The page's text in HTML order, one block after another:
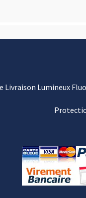
Livraison Lumineux Fluo